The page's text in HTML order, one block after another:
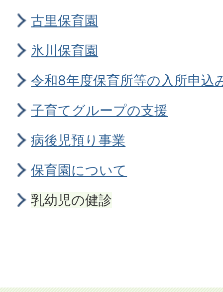
古里保育園
氷川保育園
令和8年度保育所等の入所申込
子育てグループの支援
病後児預り事業
保育園について
乳幼児の健診